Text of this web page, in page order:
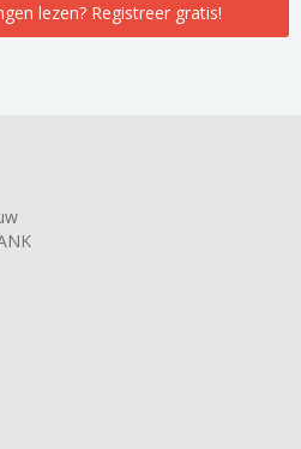
lezen? Registreer gratis!